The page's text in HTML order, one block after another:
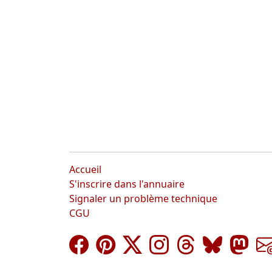
Accueil
S'inscrire dans l'annuaire
Signaler un problème technique
CGU